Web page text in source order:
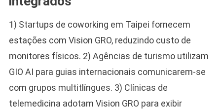
1) Startups de coworking em Taipei fornecem
estações com Vision GRO, reduzindo custo de
monitores físicos. 2) Agências de turismo utilizam
GIO AI para guias internacionais comunicarem-se
com grupos multitlíngues. 3) Clínicas de
telemedicina adotam Vision GRO para exibir